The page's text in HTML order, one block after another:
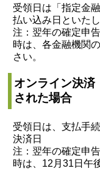
受領日は「指定金
払い込み日といたし
注：翌年の確定申
時は、各金融機関
さい。
オンライン決済
された場合
受領日は、支払手
決済日
注：翌年の確定申
時は、12月31日午